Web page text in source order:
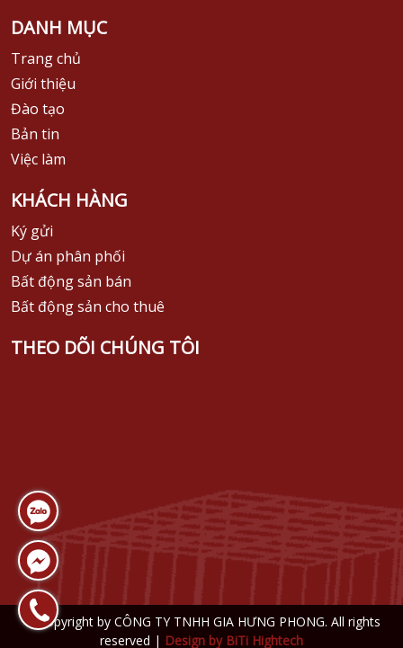
DANH MỤC
Trang chủ
Giới thiệu
Đào tạo
Bản tin
Việc làm
KHÁCH HÀNG
Ký gửi
Dự án phân phối
Bất động sản bán
Bất động sản cho thuê
THEO DÕI CHÚNG TÔI
© Copyright by CÔNG TY TNHH GIA HƯNG PHONG. All rights
reserved | Design by BiTi Hightech